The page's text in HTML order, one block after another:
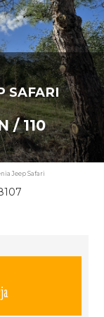
SAFARI
/ 110
Jeep Safari